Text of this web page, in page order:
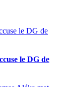
le DG de